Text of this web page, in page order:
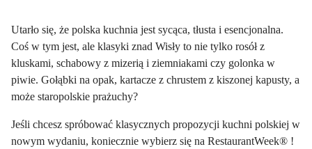
Utarło się, że polska kuchnia jest sycąca, tłusta i esencjonalna.
Coś w tym jest, ale klasyki znad Wisły to nie tylko rosół z
kluskami, schabowy z mizerią i ziemniakami czy golonka w
piwie. Gołąbki na opak, kartacze z chrustem z kiszonej kapusty, a
może staropolskie prażuchy?
Jeśli chcesz spróbować klasycznych propozycji kuchni polskiej w
nowym wydaniu, koniecznie wybierz się na RestaurantWeek® !